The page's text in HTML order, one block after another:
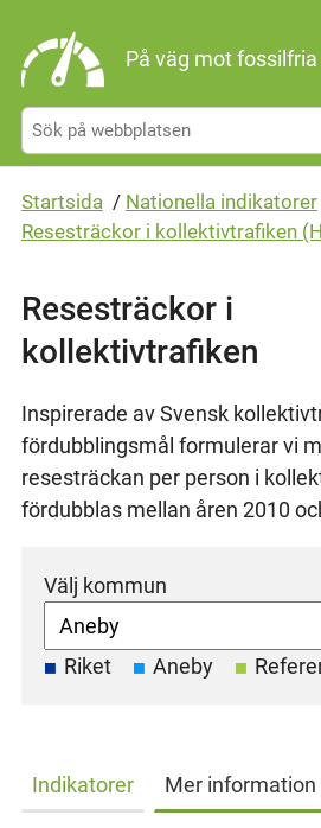
På väg mot
Startsida / Nationella indikatorer
Resesträckor i kollektivtrafiken
Resesträckor i
kollektivtrafiken
Inspirerade av Svensk
fördubblingsmål formulerar vi
resesträckan per person i
fördubblas mellan åren 2010
Välj kommun
Riket Aneby
Indikatorer Mer information